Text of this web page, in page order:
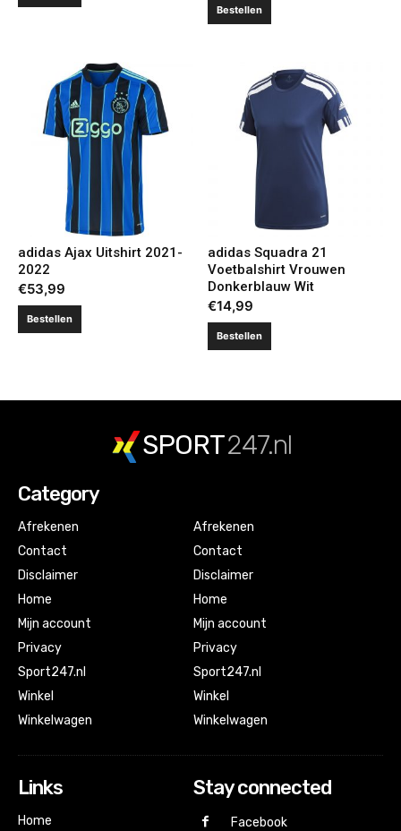
Bestellen
adidas Ajax Uitshirt 2021-
2022
€53,99
Bestellen
adidas Squadra 21
Voetbalshirt Vrouwen
Donkerblauw Wit
€14,99
Bestellen
SPORT247.nl
Category
Afrekenen
Contact
Disclaimer
Home
Mijn account
Privacy
Sport247.nl
Winkel
Winkelwagen
Afrekenen
Contact
Disclaimer
Home
Mijn account
Privacy
Sport247.nl
Winkel
Winkelwagen
Links
Home
Stay connected
Facebook